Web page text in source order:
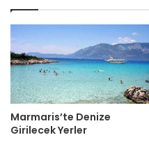
Marmaris’te Denize
Girilecek Yerler